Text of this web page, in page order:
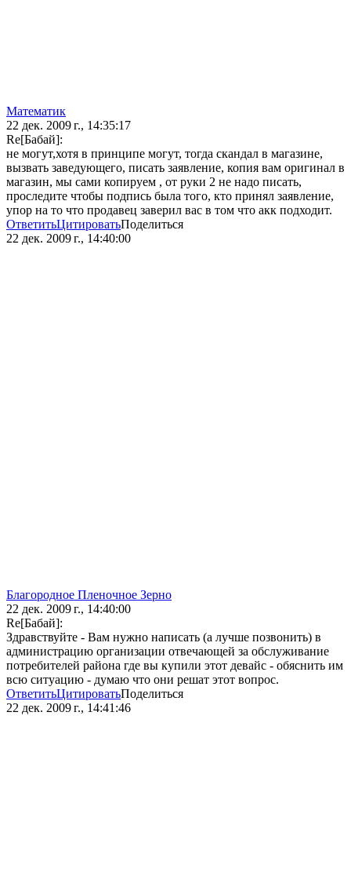
Математик
22 дек. 2009 г., 14:35:17
Re[Бaбай]:
не могут,хотя в принципе могут, тогда скандал в магазине,
вызвать заведующего, писать заявление, копия вам оригинал в
магазин, мы сами копируем , от руки 2 не надо писать,
проследите чтобы подпись была того, кто принял заявление,
упор на то что продавец заверил вас в том что акк подходит.
ОтветитьЦитироватьПоделиться
22 дек. 2009 г., 14:40:00
Благородное Пленочное Зерно
22 дек. 2009 г., 14:40:00
Re[Бaбай]:
Здравствуйте - Вам нужно написать (а лучше позвонить) в
администрацию организации отвечающей за обслуживание
потребителей района где вы купили этот девайс - обяснить им
всю ситуацию - думаю что они решат этот вопрос.
ОтветитьЦитироватьПоделиться
22 дек. 2009 г., 14:41:46